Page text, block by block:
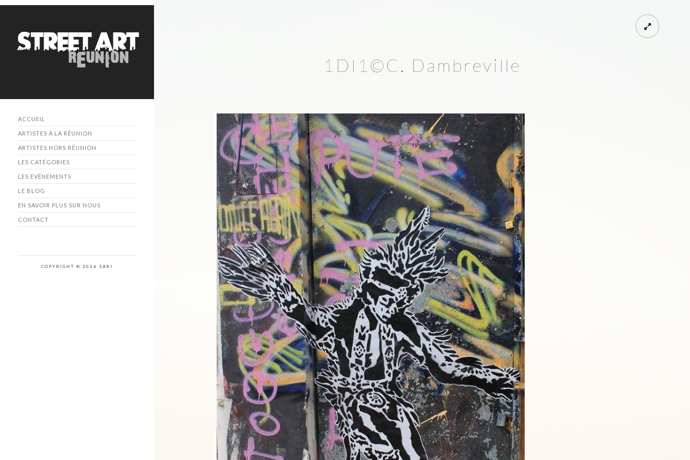
ACCUEIL
ARTISTES À LA RÉUNION
ARTISTES HORS RÉUNION
LES CATÉGORIES
LES EVÉNEMENTS
LE BLOG
EN SAVOIR PLUS SUR NOUS
CONTACT
COPYRIGHT © 2026 SARI
1DI1©C. Dambreville